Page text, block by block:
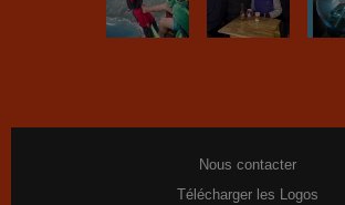
Nous contacter
Télécharger les Logos